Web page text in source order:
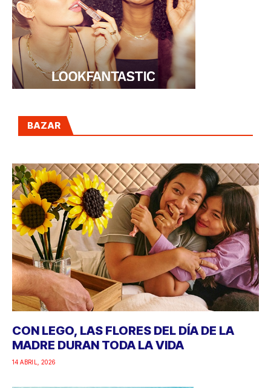
BAZAR
CON LEGO, LAS FLORES DEL DÍA DE LA
MADRE DURAN TODA LA VIDA
14 ABRIL, 2026